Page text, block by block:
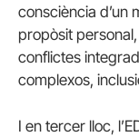
consciència d’un
propòsit
conflictes
complexos,
I en tercer lloc,